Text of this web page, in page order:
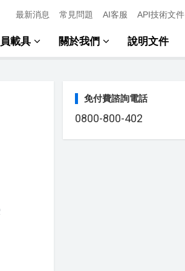
最新消息 常見問題 AI客服 API技術文件
載具 關於我們 說明文件
免付費諮詢電話
0800-800-402